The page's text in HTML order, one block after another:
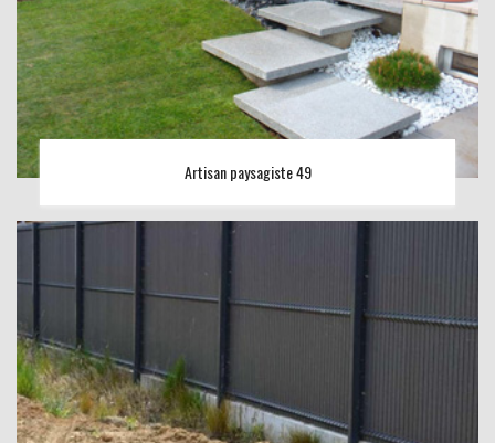
Artisan paysagiste 49